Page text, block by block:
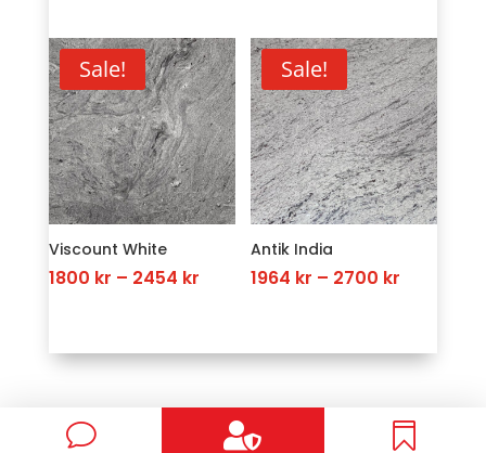
3273 kr
through
4254 kr
3273 kr.2291 kr.
Sale!
Viscount White
1800 kr – 2454 krPrice
through
Sale!
Antik India
1964 kr – 2700 kr
through
v  